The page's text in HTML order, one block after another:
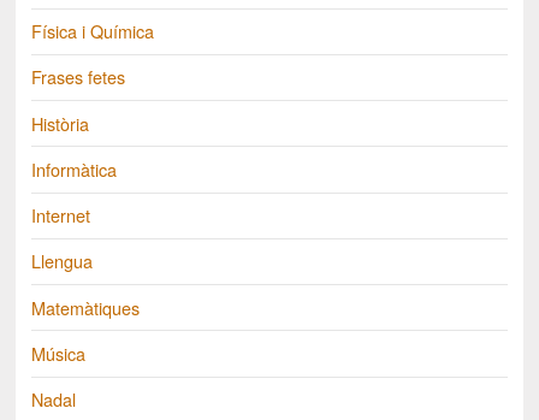
Física i Química
Frases fetes
Història
Informàtica
Internet
Llengua
Matemàtiques
Música
Nadal